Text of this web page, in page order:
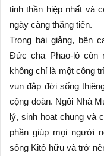
tinh thần hiệp nhất và
ngày càng thăng tiến.
Trong bài giảng, bên
Đức cha Phao-lô còn
không chỉ là một công
vun đắp đời sống
cộng đoàn. Ngôi Nhà
lý, sinh hoạt chung và
phần giúp mọi người
sống Kitô hữu và trở